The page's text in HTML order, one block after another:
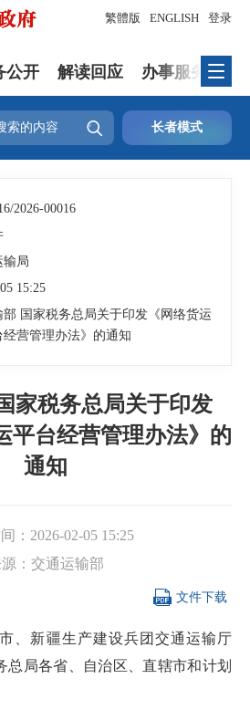
登录
繁體版 ENGLISH
公开 解读回应 办事服务
 长者模式
2026-00016
输局
15:25
部 国家税务总局关于印发《网络货运
经营管理办法》的通知
家税务总局关于印发
平台经营管理办法》的
通知
： 2026-02-05 15:25
： 交通运输部
 文件下载
、新疆生产建设兵团交通运输厅
总局各省、自治区、直辖市和计划